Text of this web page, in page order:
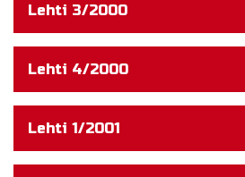
Lehti 3/2000
Lehti 4/2000
Lehti 1/2001